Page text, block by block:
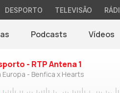
DESPORTO TELEVISÃO
Podcasts Vídeos
- RTP Antena 1
Europa - Benfica x Hearts